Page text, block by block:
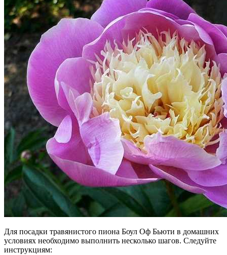
Для посадки травянистого пиона Боул Оф Бьюти в домашних
условиях необходимо выполнить несколько шагов. Следуйте
инструкциям: